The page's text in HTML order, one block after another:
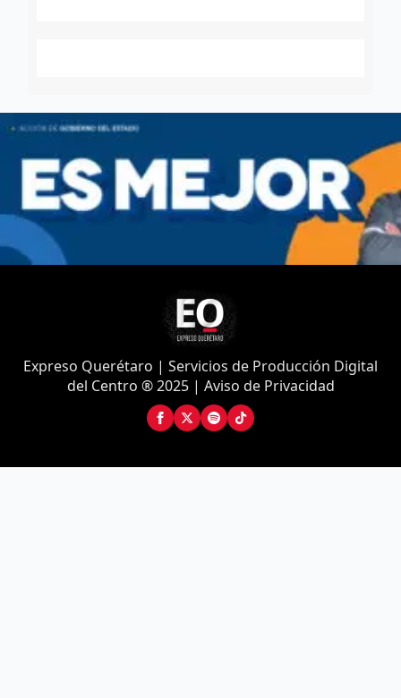
Expreso Querétaro | Servicios de Producción Digital
del Centro ® 2025 | Aviso de Privacidad